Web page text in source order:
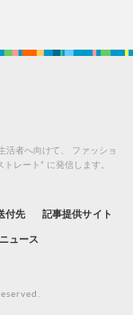
活者へ向けて、
ファッショ
レート” に発信します。
付先 記事提供サイト
ュース